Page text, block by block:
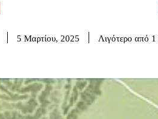
5 Μαρτίου, 2025 Λιγότερο από 1